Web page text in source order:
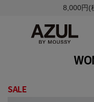
8,000円(
SALE